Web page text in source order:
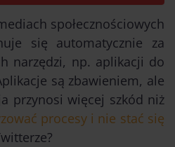
społecznościowych
się automatycznie za
narzędzi, np. aplikacji do
są zbawieniem, ale
przynosi więcej szkód niż
procesy i nie stać się